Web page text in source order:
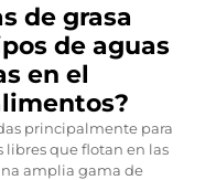
de grasa
de aguas
en el
principalmente para
libres que flotan en las
amplia gama de